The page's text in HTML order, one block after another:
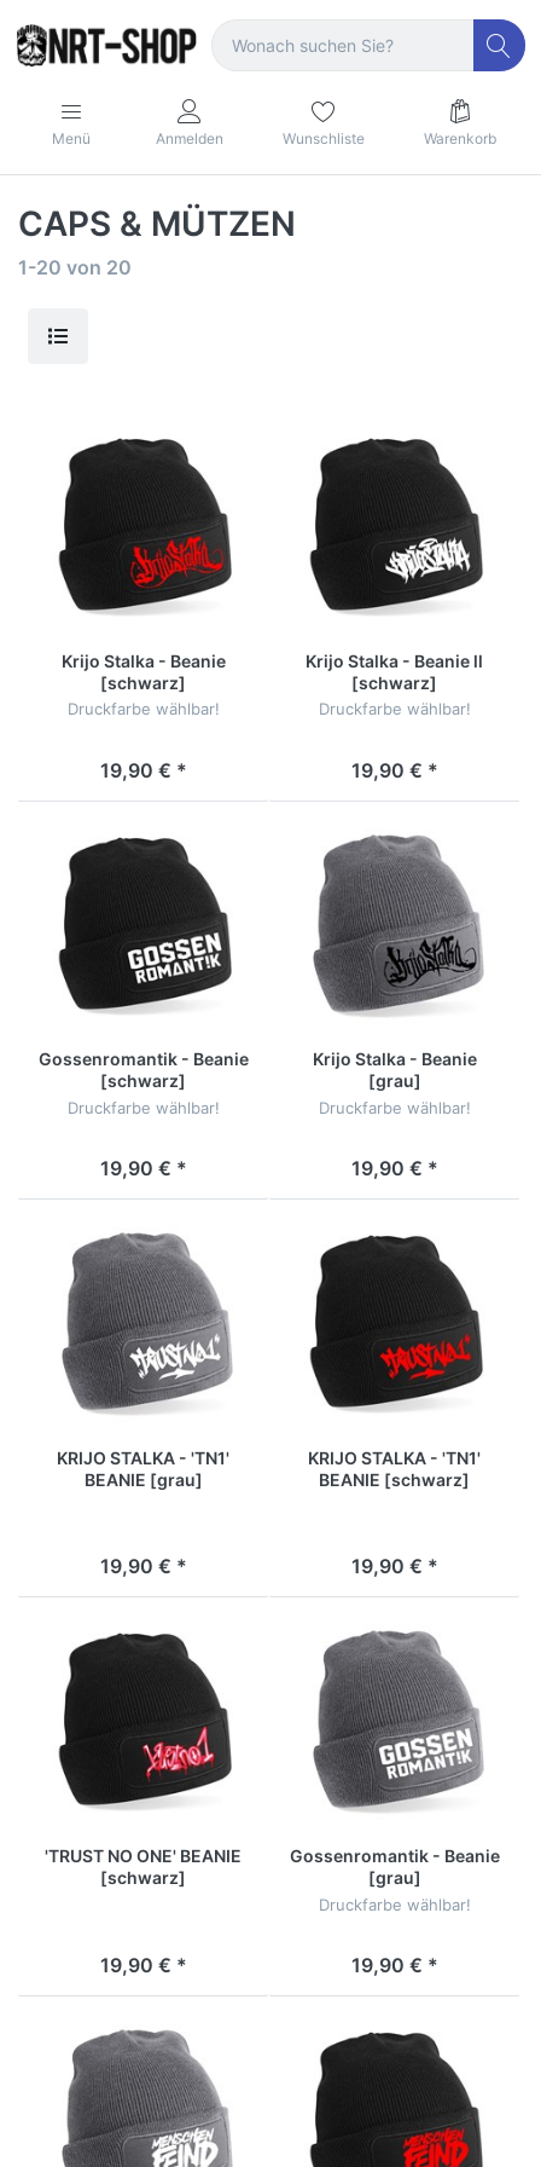
Menü Anmelden Wunschliste Warenkorb
CAPS & MÜTZEN
1-20 von 20
Krijo Stalka - Beanie
[schwarz]
Druckfarbe wählbar!
19,90 € *
Krijo Stalka - Beanie ll
[schwarz]
Druckfarbe wählbar!
19,90 € *
Gossenromantik - Beanie
[schwarz]
Druckfarbe wählbar!
19,90 € *
Krijo Stalka - Beanie
[grau]
Druckfarbe wählbar!
19,90 € *
KRIJO STALKA - 'TN1'
BEANIE [grau]
19,90 € *
KRIJO STALKA - 'TN1'
BEANIE [schwarz]
19,90 € *
'TRUST NO ONE' BEANIE
[schwarz]
19,90 € *
Gossenromantik - Beanie
[grau]
Druckfarbe wählbar!
19,90 € *